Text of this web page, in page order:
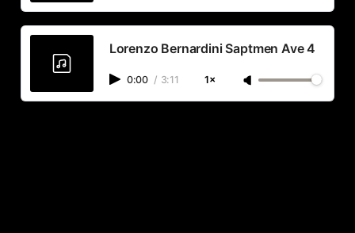
Lorenzo Bernardini Saptmen Ave 4
0:00 / 3:11 1×